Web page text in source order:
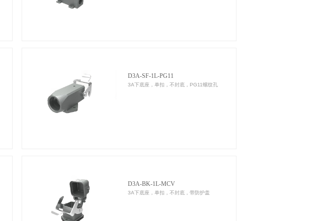
D3A-SF-1L-PG11
3A下底座，单扣，不封底，PG11螺纹孔
D3A-BK-1L-MCV
3A下底座，单扣，不封底，带防护盖